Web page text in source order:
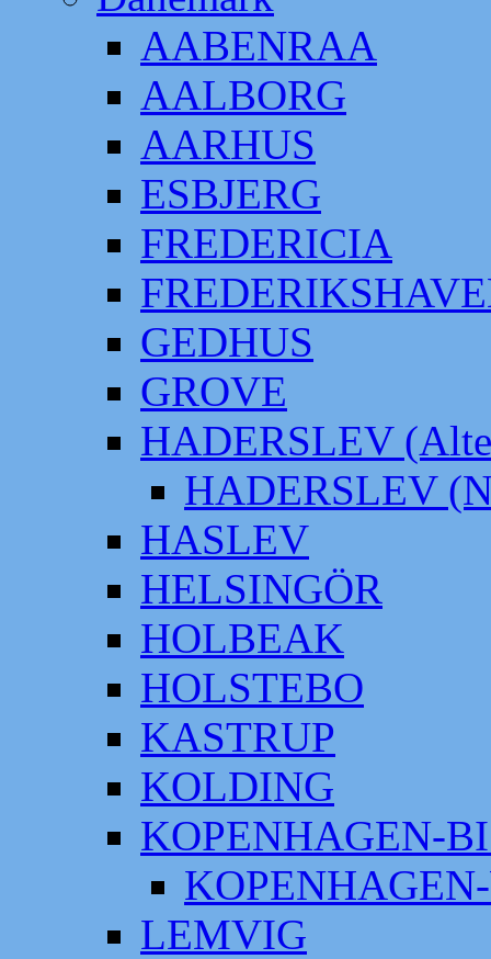
AABENRAA
AALBORG
AARHUS
ESBJERG
FREDERICIA
GEDHUS
GROVE
HADERSLEV
HADERSLEV
HASLEV
HELSINGÖR
HOLBEAK
HOLSTEBO
KASTRUP
KOLDING
KOPENHAGEN-
LEMVIG